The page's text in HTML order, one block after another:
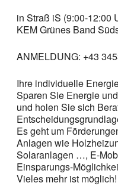
in Straß iS (9:00-12:00
KEM Grünes Band
ANMELDUNG: +43
Ihre individuelle
Sparen Sie Energie
und holen Sie sich
Es geht um
Anlagen wie
Solaranlagen …, E-
Einsparungs-
Vieles mehr ist möglich!